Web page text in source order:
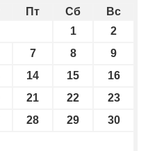
Пт Сб
Вс
1
2
7 8
9
14 15
16
21 22
23
28 29
30